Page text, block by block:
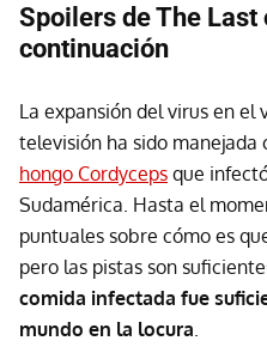
Spoilers de The Last
continuación
La expansión del virus en el
televisión ha sido manejada
hongo Cordyceps que
Sudamérica. Hasta el
puntuales sobre cómo es
pero las pistas son
comida infectada fue
mundo en la locura